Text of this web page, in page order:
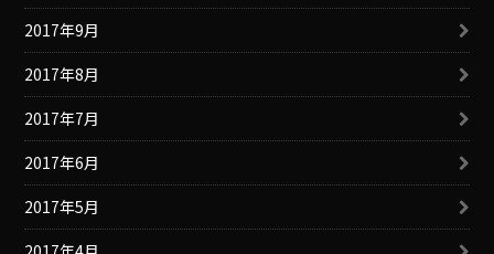
2017年9月
2017年8月
2017年7月
2017年6月
2017年5月